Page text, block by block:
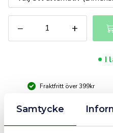
Samtycke
−
Träborr
4x
+
I
Fraktfritt över 399kr